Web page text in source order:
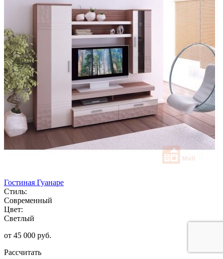
Гостиная Гуанаре
Стиль:
Современный
Цвет:
Светлый
от 45 000 руб.
Рассчитать